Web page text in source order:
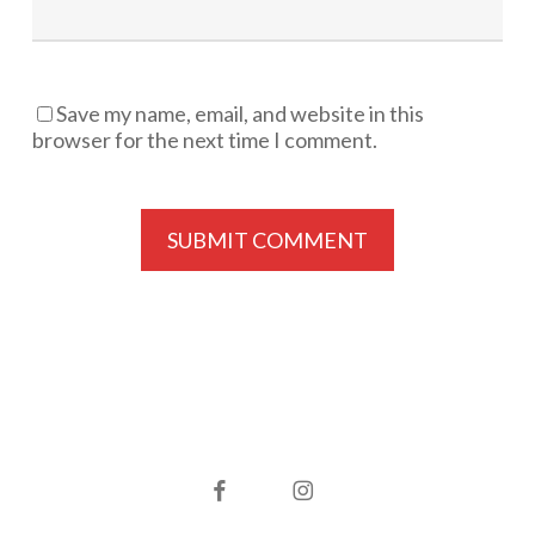
Save my name, email, and website in this
browser for the next time I comment.